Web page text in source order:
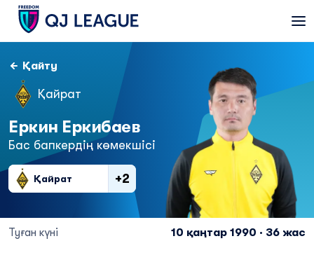
Қайту
Қайрат
Еркин Еркибаев
Бас бапкердің көмекшісі
Қайрат +2
Туған күні 10 қаңтар 1990 · 36 жас